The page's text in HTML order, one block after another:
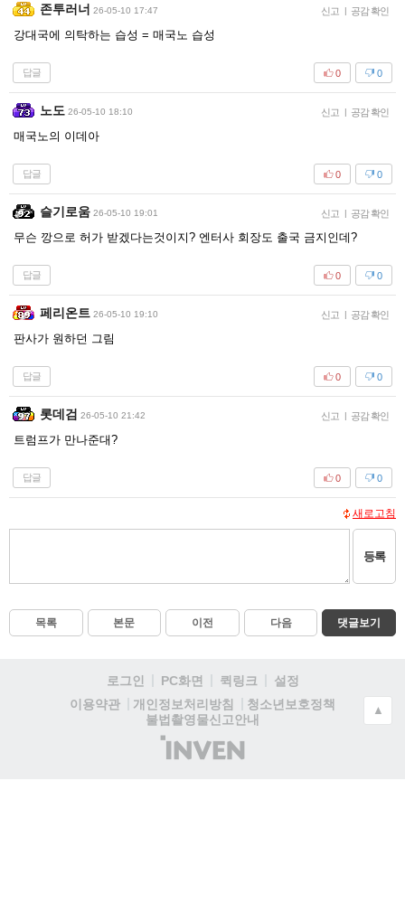
존투러너 26-05-10 17:47 신고 | 공감 확인
강대국에 의탁하는 습성 = 매국노 습성
답글 0
0
노도 26-05-10 18:10 신고 | 공감 확인
매국노의 이데아
답글 0
0
슬기로움 26-05-10 19:01 신고 | 공감 확인
무슨 깡으로 허가 받겠다는것이지? 엔터사 회장도 출국 금지인데?
답글 0
0
페리온트 26-05-10 19:10 신고 | 공감 확인
판사가 원하던 그림
답글 0
0
롯데검 26-05-10 21:42 신고 | 공감 확인
트럼프가 만나준대?
답글 0
0
새로고침
등록
목록 본문 이전 다음 댓글보기
로그인 PC화면 퀵링크
설정
이용약관
개인정보처리방침
청소년보호정책
불법촬영물신고안내
(주)
인
▲